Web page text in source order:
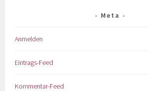
Meta
Anmelden
Eintrags-Feed
Kommentar-Feed